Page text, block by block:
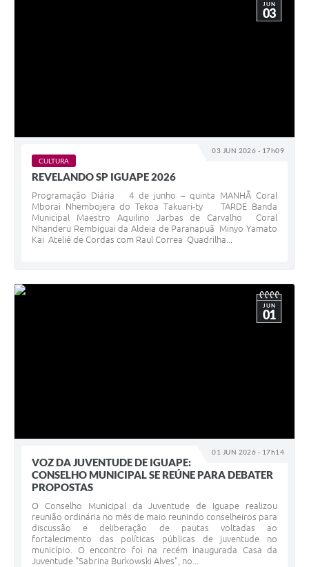
03 JUN 2026 - 17h09
JUN
03
CULTURA
REVELANDO SP IGUAPE 2026
Programação Diária 4 de junho – quinta MANHÃ Coral
Mborai Nhembojera do Tekoa Takuari-ty TARDE Banda
Municipal Maestro Aquilino Jarbas de Carvalho Coral
Nhanderu Rembiguai da Aldeia de Paranapuã Minyo Yamato
Kai Ateliê de Cordas com Raul Correa Quadrilha...
01 JUN 2026 - 17h14
JUN
01
VOZ DA JUVENTUDE DE IGUAPE:
CONSELHO MUNICIPAL SE REÚNE PARA DEBATER
PROPOSTAS
O Conselho Municipal da Juventude de Iguape realizou
reunião ordinária no mês de maio reunindo conselheiros para
discussão e deliberação de pautas voltadas ao
fortalecimento das políticas públicas de juventude no
município. O encontro foi na recém inaugurada Casa da
Juventude "Sabrina Burkowski Alves", no...